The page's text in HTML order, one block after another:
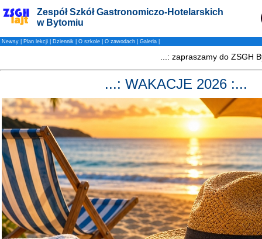
Zespół Szkół Gastronomiczo-Hotelarskich
w Bytomiu
Newsy Plan lekcji Dziennik O szkole O zawodach Galeria
...: WAKACJE 2026 :...